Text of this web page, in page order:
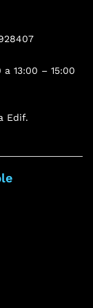
13:00 – 15:00
Edif.